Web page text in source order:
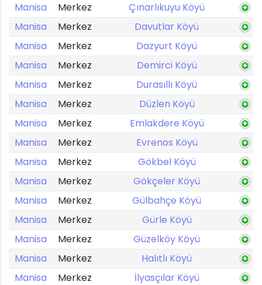
Manisa
Merkez
Çınarlıkuyu Köyü
Manisa
Merkez
Davutlar Köyü
Manisa
Merkez
Dazyurt Köyü
Manisa
Merkez
Demirci Köyü
Manisa
Merkez
Durasıllı Köyü
Manisa
Merkez
Düzlen Köyü
Manisa
Merkez
Emlakdere Köyü
Manisa
Merkez
Evrenos Köyü
Manisa
Merkez
Gökbel Köyü
Manisa
Merkez
Gökçeler Köyü
Manisa
Merkez
Gülbahçe Köyü
Manisa
Merkez
Gürle Köyü
Manisa
Merkez
Güzelköy Köyü
Manisa
Merkez
Halıtlı Köyü
Manisa
Merkez
İlyasçılar Köyü